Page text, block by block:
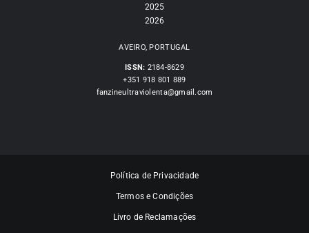
2025
2026
AVEIRO, PORTUGAL
ISSN: 2184-8629
+351 918 801 889
fanzineultraviolenta@gmail.com
Política de Privacidade
Termos e Condições
Livro de Reclamações